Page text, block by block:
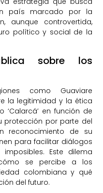
país marcado por la
aunque controvertida,
político y social de la
sobre los
como Guaviare
la legitimidad y la ética
en función de
protección por parte del
reconocimiento de su
para facilitar diálogos
Este dilema
se percibe a los
colombiana y qué
del futuro.